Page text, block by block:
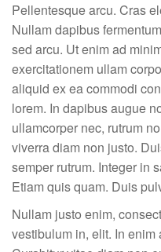
Pellentesque arcu. Cras
Nullam dapibus
sed arcu. Ut enim ad
exercitationem ullam
aliquid ex ea commodi
lorem. In dapibus augue
ullamcorper nec, rutrum
viverra diam non justo.
semper rutrum. Integer in
Etiam quis quam. Duis
Nullam justo enim,
vestibulum in, elit. In